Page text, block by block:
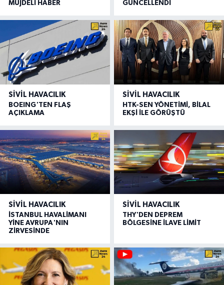
MÜJDELİ HABER
GÜNCELLENDİ
SIVIL HAVACILIK
BOEING'TEN FLAŞ
AÇIKLAMA
SIVIL HAVACILIK
HTK-SEN YÖNETİMİ, BİLAL
EKŞİ İLE GÖRÜŞTÜ
SIVIL HAVACILIK
İSTANBUL HAVALİMANI
YİNE AVRUPA'NIN
ZİRVESİNDE
SIVIL HAVACILIK
THY'DEN DEPREM
BÖLGESİNE İLAVE LİMİT